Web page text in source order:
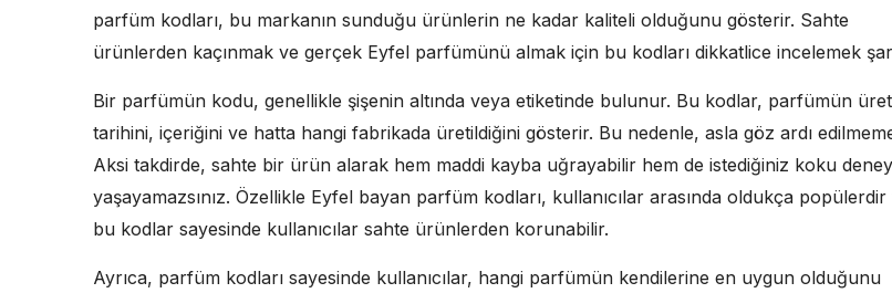
parfüm kodları, bu markanın sunduğu ürünlerin ne kadar kaliteli olduğunu gösterir. Sahte
ürünlerden kaçınmak ve gerçek Eyfel parfümünü almak için bu kodları dikkatlice incelemek
Bir parfümün kodu, genellikle şişenin altında veya etiketinde bulunur. Bu kodlar, parfümün
tarihini, içeriğini ve hatta hangi fabrikada üretildiğini gösterir. Bu nedenle, asla göz ardı
Aksi takdirde, sahte bir ürün alarak hem maddi kayba uğrayabilir hem de istediğiniz koku
yaşayamazsınız. Özellikle Eyfel bayan parfüm kodları, kullanıcılar arasında oldukça popülerdir
bu kodlar sayesinde kullanıcılar sahte ürünlerden korunabilir.
Ayrıca, parfüm kodları sayesinde kullanıcılar, hangi parfümün kendilerine en uygun olduğunu